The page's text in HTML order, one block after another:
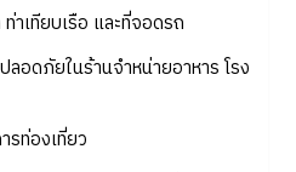
าเทียบเรือ และที่จอดรถ
อดภัยในร้านจำหน่ายอาหาร โรง
รท่องเที่ยว